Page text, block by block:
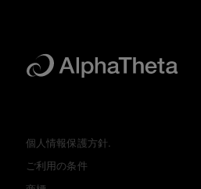
個人情報保護方針.
ご利用の条件